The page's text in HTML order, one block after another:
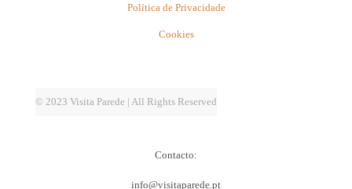
Política de Privacidade
Cookies
© 2023 Visita Parede | All Rights Reserved
Contacto:
info@visitaparede.pt